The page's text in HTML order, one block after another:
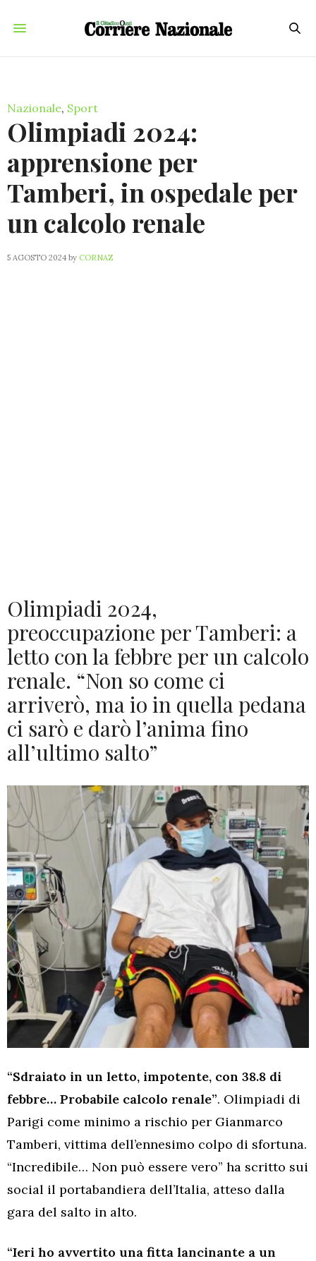
Nazionale, Sport
Olimpiadi 2024:
apprensione per
Tamberi, in ospedale per
un calcolo renale
5 AGOSTO 2024 by CORNAZ
Olimpiadi 2024,
preoccupazione per Tamberi: a
letto con la febbre per un calcolo
renale. “Non so come ci
arriverò, ma io in quella pedana
ci sarò e darò l’anima fino
all’ultimo salto”
“Sdraiato in un letto, impotente, con 38.8 di
febbre… Probabile calcolo renale”. Olimpiadi di
Parigi come minimo a rischio per Gianmarco
Tamberi, vittima dell’ennesimo colpo di sfortuna.
“Incredibile… Non può essere vero” ha scritto sui
social il portabandiera dell’Italia, atteso dalla
gara del salto in alto.
“Ieri ho avvertito una fitta lancinante a un